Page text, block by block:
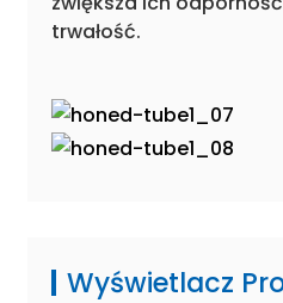
trwałość.
Wyświetlacz